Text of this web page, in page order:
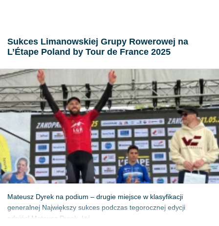
Sukces Limanowskiej Grupy Rowerowej na
L’Étape Poland by Tour de France 2025
Mateusz Dyrek na podium – drugie miejsce w klasyfikacji
generalnej Największy sukces podczas tegorocznej edycji
odniósł Mateusz Dyrek, któ...